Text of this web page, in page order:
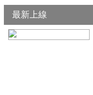
最新上線